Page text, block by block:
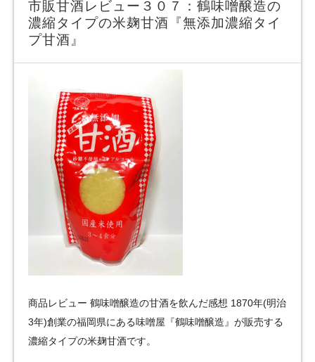
市販甘酒レビュー３０７：鶴味噌醸造の
濃縮タイプの米麹甘酒『無添加濃縮タイ
プ甘酒』
商品レビュー 鶴味噌醸造の甘酒を飲んだ感想 1870年(明治
3年)創業の福岡県にある味噌屋『鶴味噌醸造』が販売する
濃縮タイプの米麹甘酒です。